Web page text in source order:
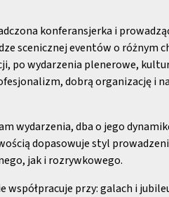
konferansjerka i
scenicznej eventów o różnym
po wydarzenia plenerowe,
dobrą organizację i
wydarzenia, dba o jego
dopasowuje styl
jak i rozrywkowego.
współpracuje przy: galach i